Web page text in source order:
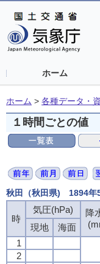
ホーム
ホーム > 各種データ・
１時間ごとの値
秋田（秋田県) 1894年
時
気圧(hPa)
降
現地
海面
1
2